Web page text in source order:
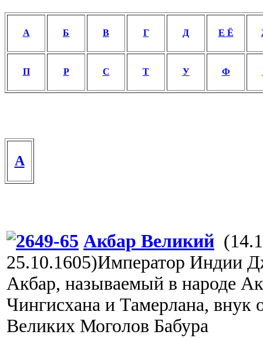
А Б В Г Д Е Ё
П Р С Т У Ф
A
Акбар Великий
25.10.1605)Император Индии
Акбар, называемый в народе
Чингисхана и Тамерлана, внук
Великих Моголов Бабура